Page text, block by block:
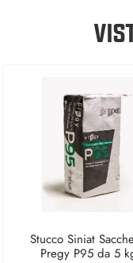
Stucco Siniat
Pregy P95 da 5